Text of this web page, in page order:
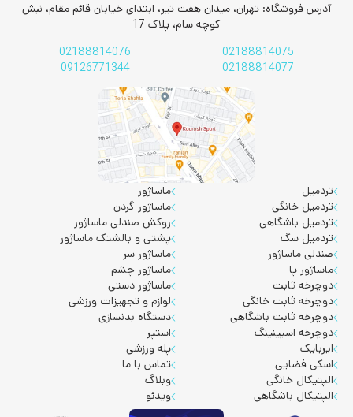
آدرس فروشگاه: تهران، میدان هفت تیر، ابتدای خیابان قائم مقام، نبش
کوچه سام، پلاک 17
02188814075
02188814076
02188814077
09126771344
تردمیل
تردمیل خانگی
تردمیل باشگاهی
تردمیل سگ
صندلی ماساژور
ماساژور پا
دوچرخه ثابت
دوچرخه ثابت خانگی
دوچرخه ثابت باشگاهی
دوچرخه اسپینینگ
ایربایک
اسکی فضایی
الپتیکال خانگی
الپتیکال باشگاهی
ماساژور
ماساژور گردن
روکش صندلی ماساژور
پشتی و بالشتک ماساژور
ماساژور سر
ماساژور چشم
ماساژور دستی
لوازم و تجهیزات ورزشی
دستگاه بدنسازی
استپر
پله ورزشی
تماس با ما
وبلاگ
ویدئو